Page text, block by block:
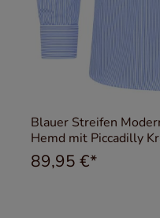
Blauer Streifen
Hemd mit Piccadilly
89,95 €*